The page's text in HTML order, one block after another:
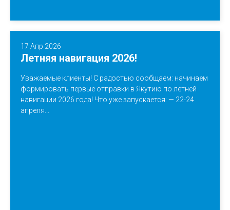
17 Апр 2026
Летняя навигация 2026!
Уважаемые клиенты! С радостью сообщаем: начинаем
формировать первые отправки в Якутию по летней
навигации 2026 года! Что уже запускается: — 22-24
апреля...